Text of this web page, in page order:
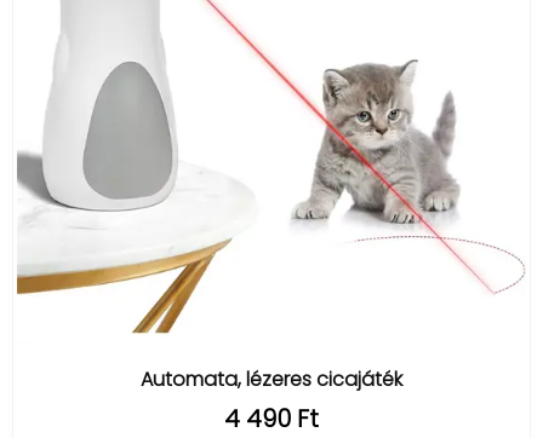
Automata, lézeres cicajáték
4 490 Ft